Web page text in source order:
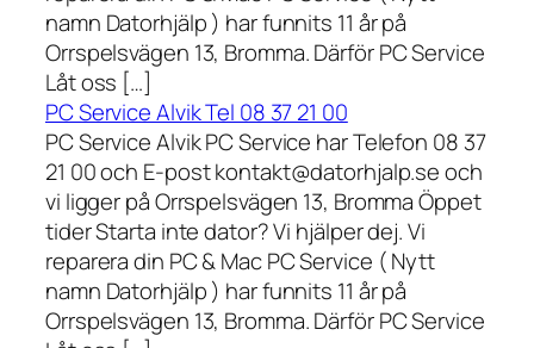
namn Datorhjälp ) har funnits 11 år på
Orrspelsvägen 13, Bromma. Därför PC Service
Låt oss […]
PC Service Alvik Tel 08 37 21 00
PC Service Alvik PC Service har Telefon 08 37
21 00 och E-post kontakt@datorhjalp.se och
vi ligger på Orrspelsvägen 13, Bromma Öppet
tider Starta inte dator? Vi hjälper dej. Vi
reparera din PC & Mac PC Service ( Nytt
namn Datorhjälp ) har funnits 11 år på
Orrspelsvägen 13, Bromma. Därför PC Service